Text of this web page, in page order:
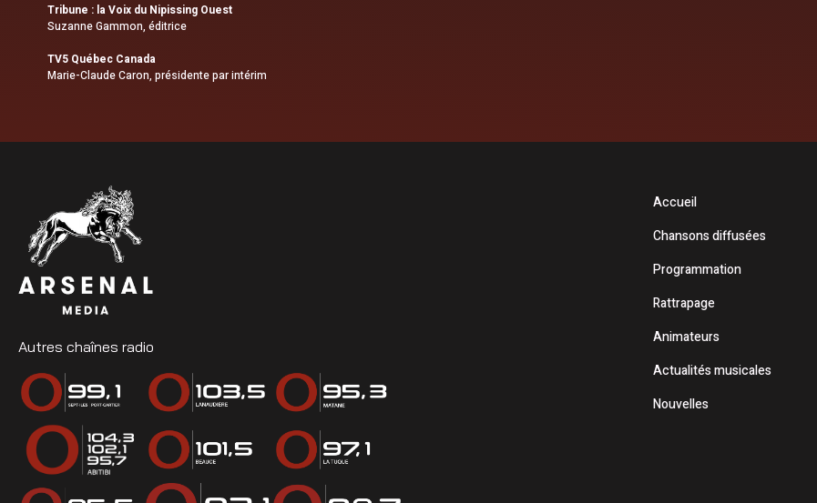
Tribune : la Voix du Nipissing Ouest
Suzanne Gammon, éditrice
TV5 Québec Canada
Marie-Claude Caron, présidente par intérim
Autres chaînes radio
Accueil
Chansons diffusées
Programmation
Rattrapage
Animateurs
Actualités musicales
Nouvelles